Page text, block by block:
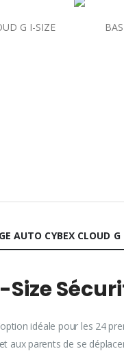
G I-SIZE
AUTO CYBEX CLOUD G
Size
idéale pour les 24
aux parents de se